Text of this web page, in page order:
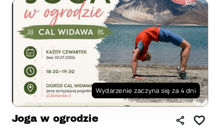
Wydarzenie zaczyna się za 4 dni
Joga w ogrodzie